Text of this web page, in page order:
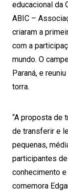
educacional da
ABIC –
criaram a
com a
mundo. O
Paraná, e
torra.
“A proposta de
de transferir e
pequenas,
participantes
conhecimento
comemora